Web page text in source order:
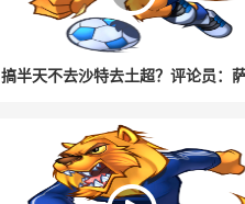
搞半天不去沙特去土超？评论员：